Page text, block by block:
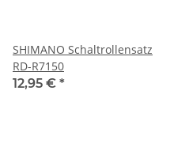
SHIMANO Schaltrollensatz
RD-R7150
12,95 € *